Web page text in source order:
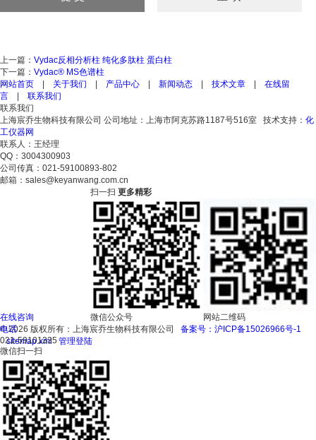
上一篇： Vydac反相分析柱 纯化多肽柱 蛋白柱
下一篇： Vydac® MS色谱柱
网站首页
关于我们 产品中心 新闻动态 技术文章
在线留
言
联系我们
联系我们
上海宸乔生物科技有限公司 公司地址：上海市阿克苏路1187号516室 技术支持： 化
工仪器网
联系人：王经理
QQ：3004300903
公司传真：021-59100893-802
邮箱：sales@keyanwang.com.cn
扫一扫 更多精彩
微信公众号
网站二维码
© 2026 版权所有：上海宸乔生物科技有限公司 备案号：沪ICP备15026966号-1
sitemap.xml
管理登陆
在线咨询
电话
021-59101335
微信扫一扫